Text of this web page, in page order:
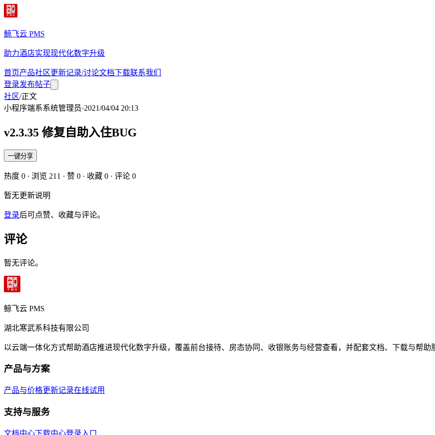
鲸飞云 PMS
助力酒店实现现代化数字升级
首页产品社区更新记录/讨论文档下载联系我们
登录发布帖子
社区/正文
小程序端系系统管理员·2021/04/04 20:13
v2.3.35 修复自助入住BUG
一键分享
热度 0 · 浏览 211 · 赞 0 · 收藏 0 · 评论 0
暂无更新说明
登录后可点赞、收藏与评论。
评论
暂无评论。
鲸飞云 PMS
湖北寒武系科技有限公司
以云端一体化方式帮助酒店推进现代化数字升级，覆盖前台接待、房态协同、收银账务与经营查看，并配套文档、下载与帮助
产品与方案
产品与价格更新记录在线试用
支持与服务
文档中心下载中心登录入口